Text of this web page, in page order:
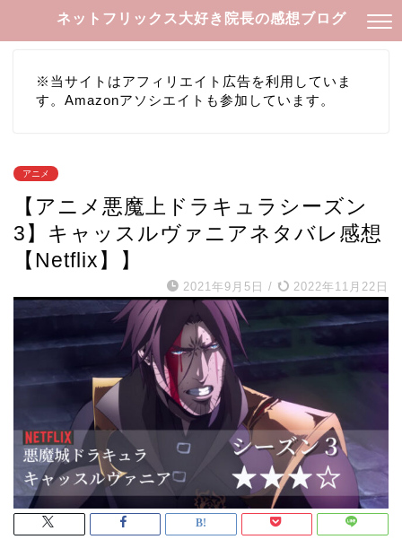
ネットフリックス大好き院長の感想ブログ
※当サイトはアフィリエイト広告を利用していま
す。Amazonアソシエイトも参加しています。
アニメ
【アニメ悪魔上ドラキュラシーズン
3】キャッスルヴァニアネタバレ感想
【Netflix】】
2021年9月5日 / 2022年11月22日